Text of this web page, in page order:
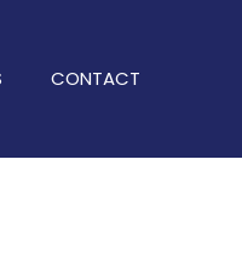
CONTACT